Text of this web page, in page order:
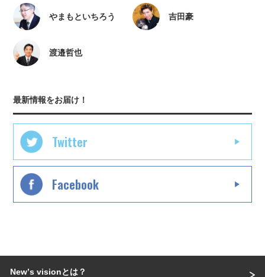
やまもといちろう 吉田豪
渡邉哲也
最新情報をお届け！
Twitter
Facebook
Newʼs visionとは？